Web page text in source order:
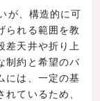
が、構造的に可
られる範囲を教
差天井や折り上
制約と希望のバ
には、一定の基
ているため、